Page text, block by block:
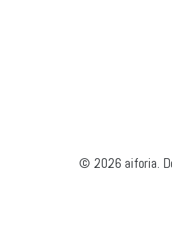
© 2026 aiforia.